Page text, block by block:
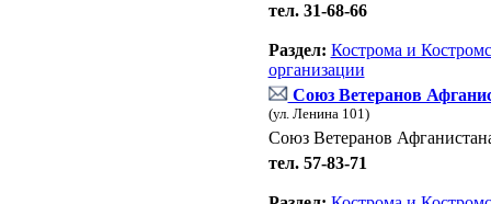
тел. 31-68-66
Раздел: Кострома и
организации
Союз Ветеранов
(ул. Ленина 101)
Союз Ветеранов
тел. 57-83-71